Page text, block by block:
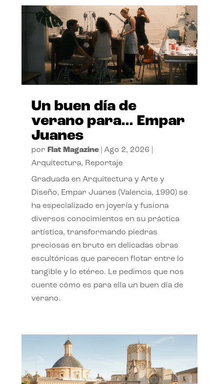
Un buen día de
verano para… Empar
Juanes
por Flat Magazine| Ago 2, 2026
Arquitectura, Reportaje
Graduada en Arquitectura y Arte y
Diseño, Empar Juanes (Valencia, 1990) se
ha especializado en joyería y fusiona
diversos conocimientos en su práctica
artística, transformando piedras
preciosas en bruto en delicadas obras
escultóricas que parecen flotar entre lo
tangible y lo etéreo. Le pedimos que nos
cuente cómo es para ella un buen día de
verano.